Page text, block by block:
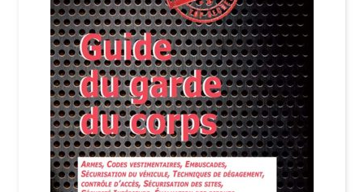
Login Customizer
Newsletter
Nous Contacter
Panier
Politique de confidentialité et cookies
Qui sommes-nous ?